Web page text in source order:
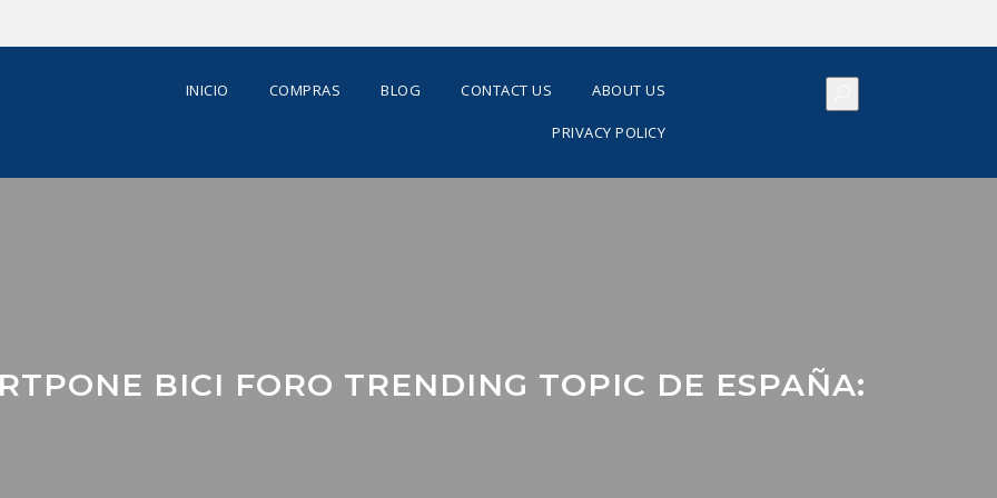
INICIO COMPRAS BLOG CONTACT US ABOUT US
PRIVACY POLICY
BICI FORO TRENDING TOPIC DE ESPAÑA: